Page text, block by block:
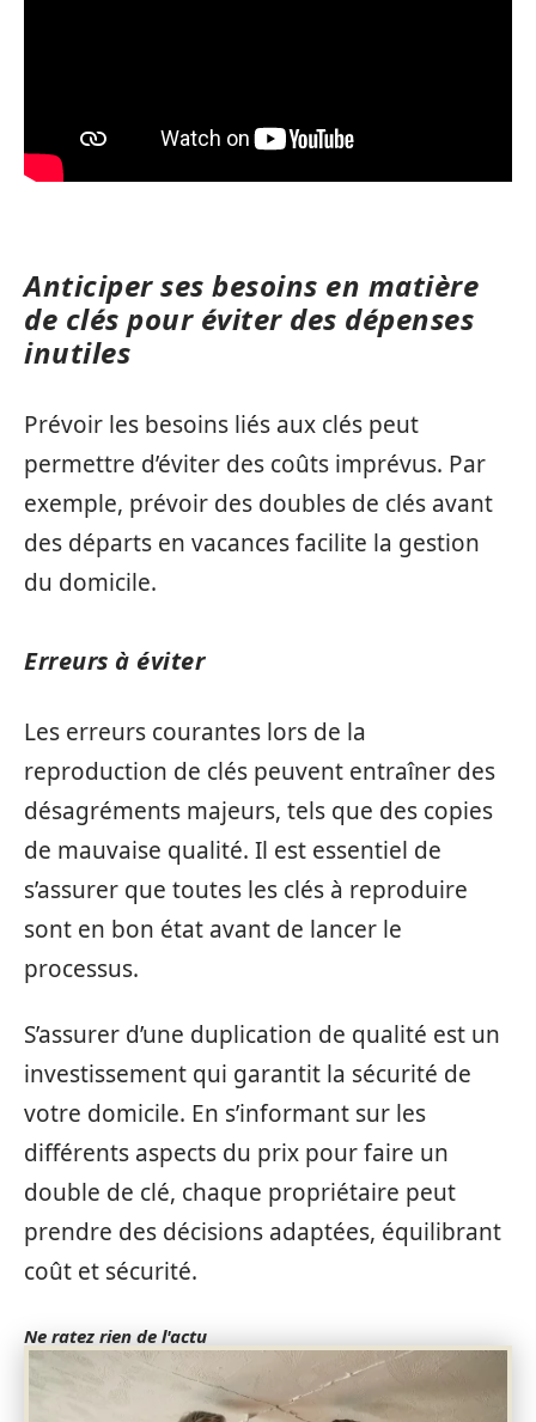
Anticiper ses besoins en matière
de clés pour éviter des dépenses
inutiles
Prévoir les besoins liés aux clés peut
permettre d’éviter des coûts imprévus. Par
exemple, prévoir des doubles de clés avant
des départs en vacances facilite la gestion
du domicile.
Erreurs à éviter
Les erreurs courantes lors de la
reproduction de clés peuvent entraîner des
désagréments majeurs, tels que des copies
de mauvaise qualité. Il est essentiel de
s’assurer que toutes les clés à reproduire
sont en bon état avant de lancer le
processus.
S’assurer d’une duplication de qualité est un
investissement qui garantit la sécurité de
votre domicile. En s’informant sur les
différents aspects du prix pour faire un
double de clé, chaque propriétaire peut
prendre des décisions adaptées, équilibrant
coût et sécurité.
Ne ratez rien de l'actu